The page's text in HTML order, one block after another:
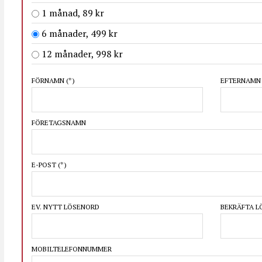
1 månad, 89 kr
6 månader, 499 kr
12 månader, 998 kr
FÖRNAMN (*) EFTERNAMN
FÖRETAGSNAMN
E-POST (*)
EV. NYTT LÖSENORD BEKRÄFTA
MOBILTELEFONNUMMER